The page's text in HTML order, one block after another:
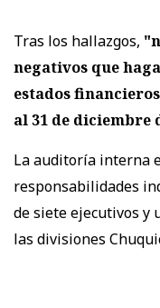
Tras los hallazgos,
negativos que
estados
al 31 de diciembre
La auditoría interna
responsabilidades
de siete ejecutivos y
las divisiones